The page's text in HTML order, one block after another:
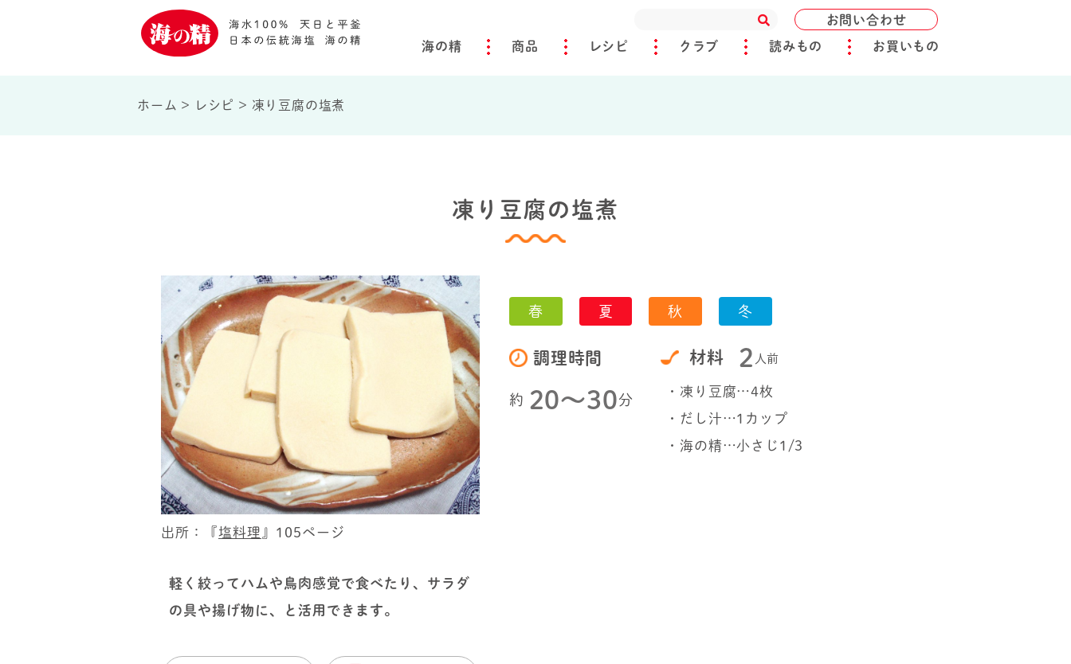
お問い合わせ
海の精 商品 レシピ クラブ 読みもの お買いもの
ホーム > レシピ > 凍り豆腐の塩煮
凍り豆腐の塩煮
出所：『塩料理 』105ページ
軽く絞ってハムや鳥肉感覚で食べたり、サラダ
の具や揚げ物に、と活用できます。
春 夏 秋 冬
調理時間
約 20〜30分
材料 2 人前
・凍り豆腐…4枚
・だし汁…1カップ
・海の精…小さじ1/3